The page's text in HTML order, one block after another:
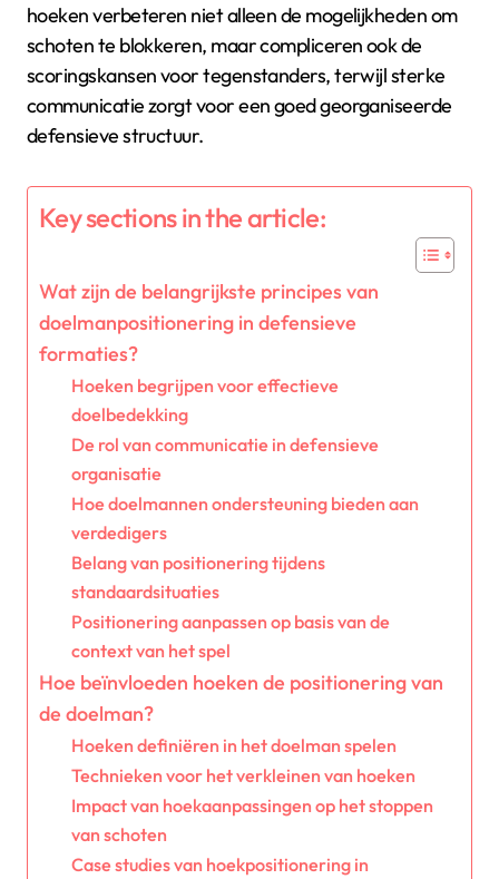
hoeken verbeteren niet alleen de mogelijkheden om
schoten te blokkeren, maar compliceren ook de
scoringskansen voor tegenstanders, terwijl sterke
communicatie zorgt voor een goed georganiseerde
defensieve structuur.
Key sections in the article:
Wat zijn de belangrijkste principes van
doelmanpositionering in defensieve
formaties?
Hoeken begrijpen voor effectieve
doelbedekking
De rol van communicatie in defensieve
organisatie
Hoe doelmannen ondersteuning bieden aan
verdedigers
Belang van positionering tijdens
standaardsituaties
Positionering aanpassen op basis van de
context van het spel
Hoe beïnvloeden hoeken de positionering van
de doelman?
Hoeken definiëren in het doelman spelen
Technieken voor het verkleinen van hoeken
Impact van hoekaanpassingen op het stoppen
van schoten
Case studies van hoekpositionering in